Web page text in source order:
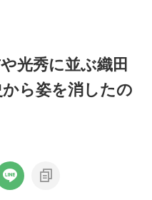
光秀に並ぶ織田
ら姿を消したの